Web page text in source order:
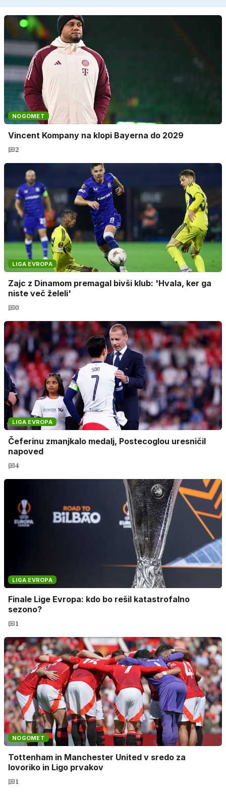
NOGOMET
Vincent Kompany na klopi Bayerna do 2029
2
LIGA EVROPA
Zajc z Dinamom premagal bivši klub: 'Hvala, ker ga
niste več želeli'
0
LIGA EVROPA
Čeferinu zmanjkalo medalj, Postecoglou uresničil
napoved
4
LIGA EVROPA
Finale Lige Evropa: kdo bo rešil katastrofalno
sezono?
1
NOGOMET
Tottenham in Manchester United v sredo za
lovoriko in Ligo prvakov
1